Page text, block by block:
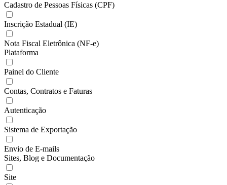
Cadastro de Pessoas Físicas (CPF)
Inscrição Estadual (IE)
Nota Fiscal Eletrônica (NF-e)
Plataforma
Painel do Cliente
Contas, Contratos e Faturas
Autenticação
Sistema de Exportação
Envio de E-mails
Sites, Blog e Documentação
Site